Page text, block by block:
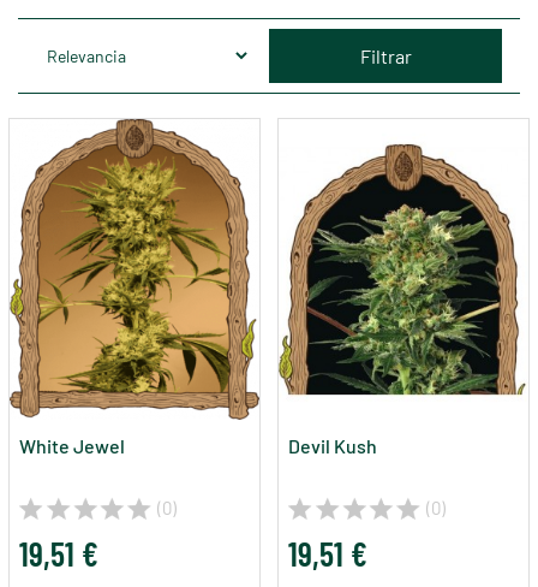
Filtrar
White Jewel
(0)
19,51 €
Devil Kush
(0)
19,51 €